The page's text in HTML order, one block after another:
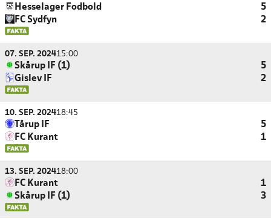
Hesselager Fodbold
5
FC Sydfyn
2
07. SEP. 202415:00
Skårup IF (1)
5
Gislev IF
2
10. SEP. 202418:45
Tårup IF
5
FC Kurant
1
13. SEP. 202418:00
FC Kurant
1
Skårup IF (1)
3